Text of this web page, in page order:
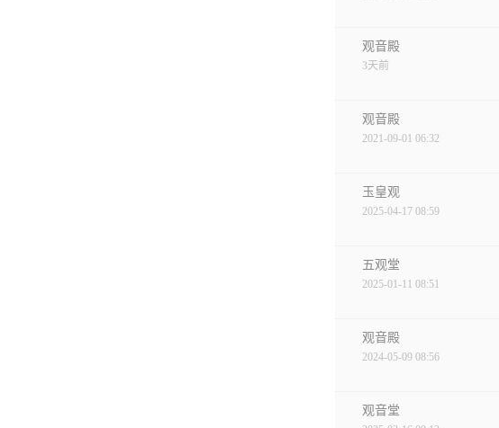
观音殿
3天前
观音殿
2021-09-01 06:32
玉皇观
2025-04-17 08:59
五观堂
2025-01-11 08:51
观音殿
2024-05-09 08:56
观音堂